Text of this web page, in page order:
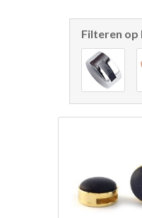
Filteren op